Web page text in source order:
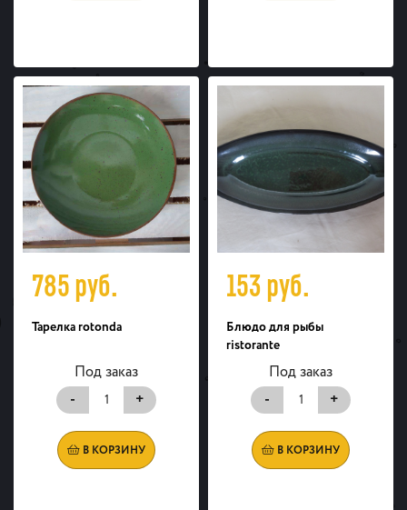
785руб.
Тарелка rotonda
Под заказ
-
+
В КОРЗИНУ
153руб.
Блюдо для рыбы
ristorante
Под заказ
-
+
В КОРЗИНУ